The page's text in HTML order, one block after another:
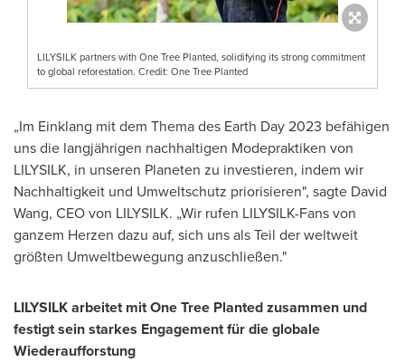
LILYSILK partners with One Tree Planted, solidifying its strong commitment
to global reforestation. Credit: One Tree Planted
„Im Einklang mit dem Thema des Earth Day 2023 befähigen
uns die langjährigen nachhaltigen Modepraktiken von
LILYSILK, in unseren Planeten zu investieren, indem wir
Nachhaltigkeit und Umweltschutz priorisieren", sagte David
Wang, CEOvon LILYSILK. „Wir rufen LILYSILK-Fans von
ganzem Herzen dazu auf, sich uns als Teil der weltweit
größten Umweltbewegung anzuschließen."
LILYSILK arbeitet mit One Tree Planted zusammen und
festigt sein starkes Engagement für die globale
Wiederaufforstung